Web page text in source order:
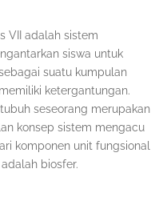
VII adalah sistem
siswa untuk
suatu kumpulan
ketergantungan.
seseorang merupakan
konsep sistem mengacu
komponen unit fungsional
biosfer.